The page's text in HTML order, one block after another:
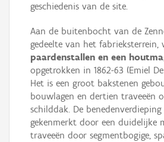
geschiedenis van de site.
Aan de buitenbocht van de
gedeelte van het fabrieksterrein,
paardenstallen en een
opgetrokken in 1862-63 (Emiel
Het is een groot bakstenen
bouwlagen en dertien traveeën
schilddak. De
gekenmerkt door een duidelijke
traveeën door segmentbogige,